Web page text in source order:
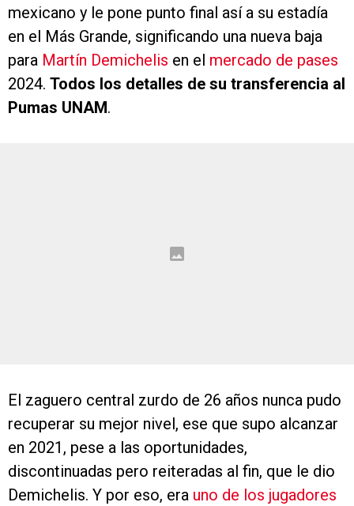
mexicano y le pone punto final así a su estadía
en el Más Grande, significando una nueva baja
para Martín Demichelis en el mercado de pases
2024. Todos los detalles de su transferencia al
Pumas UNAM.
El zaguero central zurdo de 26 años nunca pudo
recuperar su mejor nivel, ese que supo alcanzar
en 2021, pese a las oportunidades,
discontinuadas pero reiteradas al fin, que le dio
Demichelis. Y por eso, era uno de los jugadores